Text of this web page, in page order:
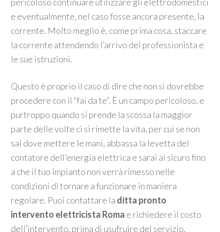
e eventualmente, nel caso fosse ancora presente, la
corrente. Molto meglio è, come prima cosa, staccare
la corrente attendendo l’arrivo del professionista e
le sue istruzioni.
Questo è proprio il caso di dire che non si dovrebbe
procedere con il “fai da te”. È un campo pericoloso, e
purtroppo quando si prende la scossa la maggior
parte delle volte ci si rimette la vita, per cui se non
sai dove mettere le mani, abbassa la levetta del
contatore dell’energia elettrica e sarai al sicuro fino
a che il tuo impianto non verrà rimesso nelle
condizioni di tornare a funzionare in maniera
regolare. Puoi contattare la ditta pronto
intervento elettricista Roma e richiedere il costo
dell’intervento, prima di usufruire del servizio.